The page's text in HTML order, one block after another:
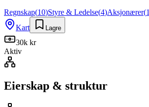
Regnskap(10)Styre & Ledelse(4)Aksjonærer(1
Kart
Lagre
30k kr
Aktiv
Eierskap & struktur